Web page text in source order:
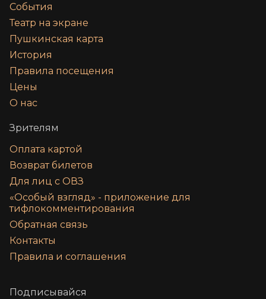
События
Театр на экране
Пушкинская карта
История
Правила посещения
Цены
О нас
Зрителям
Оплата картой
Возврат билетов
Для лиц с ОВЗ
«‎Особый взгляд» - приложение для
тифлокомментирования
Обратная связь
Контакты
Правила и соглашения
Подписывайся